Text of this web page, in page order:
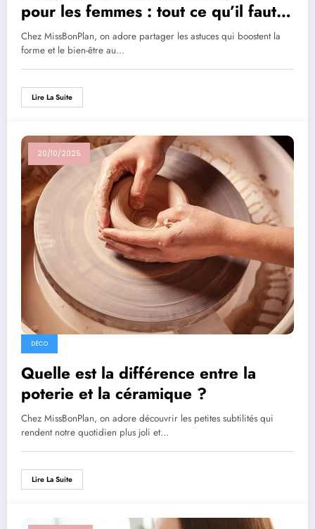
pour les femmes : tout ce qu’il faut
savoir
Chez MissBonPlan, on adore partager les astuces qui boostent la
forme et le bien-être au…
Lire La Suite
20/10/2025
DÉCO
Quelle est la différence entre la
poterie et la céramique ?
Chez MissBonPlan, on adore découvrir les petites subtilités qui
rendent notre quotidien plus joli et…
Lire La Suite